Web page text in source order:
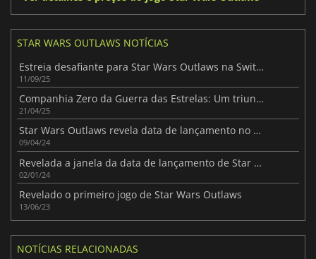
STAR WARS OUTLAWS NOTÍCIAS
Estreia desafiante para Star Wars Outlaws na Switch 2 da Nintendo
11/09/25
Companhia Zero da Guerra das Estrelas: Um triunfo tático previsto para 2026
21/04/25
Star Wars Outlaws revela data de lançamento no novo trailer da história
09/04/24
Revelada a janela da data de lançamento de Star Wars Outlaws
02/01/24
Revelado o primeiro jogo de Star Wars Outlaws
13/06/23
NOTÍCIAS RELACIONADAS